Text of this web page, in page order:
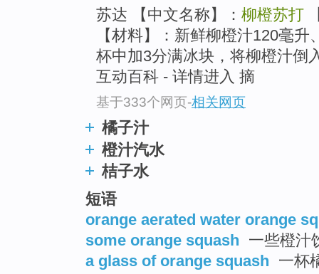
苏达 【中文名称】： 柳橙苏打
【材料】：新鲜柳橙汁120毫
杯中加3分满冰块，将柳橙汁倒
互动百科 - 详情进入 摘
基于333个网页-相关网页
橘子汁
橙汁汽水
桔子水
短语
orange aerated water orange
some orange squash 一些橙汁
a glass of orange squash 一杯